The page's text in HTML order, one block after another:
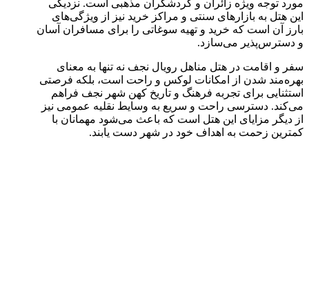
مورد توجه ویژه زائران و گردشگران مذهبی است. نزدیکی
این هتل به بازارهای سنتی و مراکز خرید نیز از ویژگی‌های
بارز آن است که خرید و تهیه سوغاتی را برای مسافران آسان
و دسترس‌پذیر می‌سازد.
سفر و اقامت در هتل مناهل رویال نجف نه تنها به معنای
بهره‌مند شدن از امکانات لوکس و راحت است، بلکه فرصتی
استثنایی برای تجربه فرهنگ و تاریخ کهن شهر نجف فراهم
می‌کند. دسترسی راحت و سریع به وسایط نقلیه عمومی نیز
از دیگر مزایای این هتل است که باعث می‌شود مهمانان با
کمترین زحمت به اهداف خود در شهر دست یابند.